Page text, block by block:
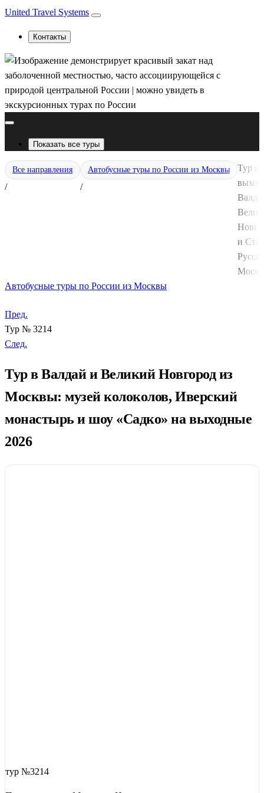
United Travel Systems
Контакты
Показать все туры
Все направления
/
Автобусные туры по России из Москвы
/
Тур на
и
Русса
Автобусные туры по России из Москвы
Пред.
Тур № 3214
След.
Тур в Валдай и Великий Новгород из
Москвы: музей колоколов, Иверский
монастырь и шоу «Садко» на выходные
2026
тур №3214